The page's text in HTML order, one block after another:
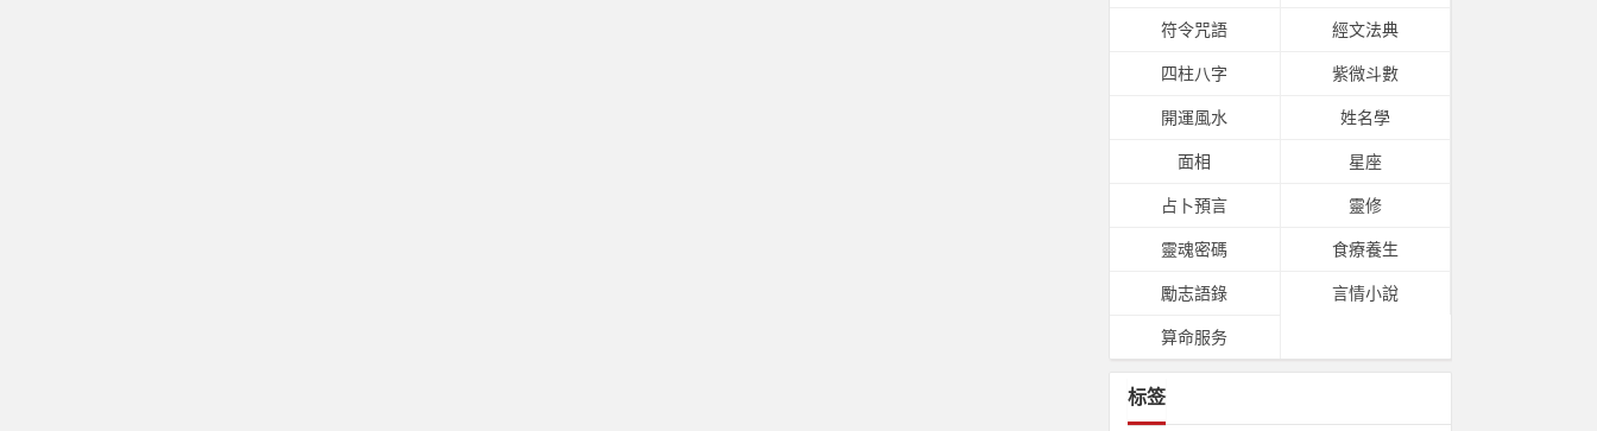
符令咒語 經文法典
四柱八字 紫微斗數
開運風水 姓名學
面相 星座
占卜預言 靈修
靈魂密碼 食療養生
勵志語錄 言情小說
算命服务
标签